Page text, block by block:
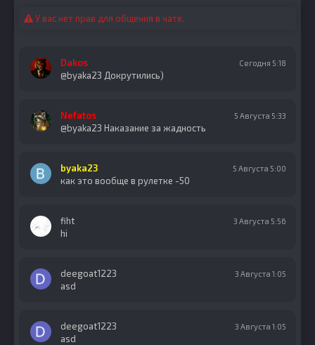
У вас нет прав для общения в чате.
Dakos Сегодня 5:18
@byaka23 Докрутились)
Nefatos 5 Августа 5:33
@byaka23 Наказание за жадность
byaka23 5 Августа 5:00
как это вообще в рулетке -50
fiht 3 Августа 5:56
hi
deegoat1223 3 Августа 1:05
asd
deegoat1223 3 Августа 1:05
asd